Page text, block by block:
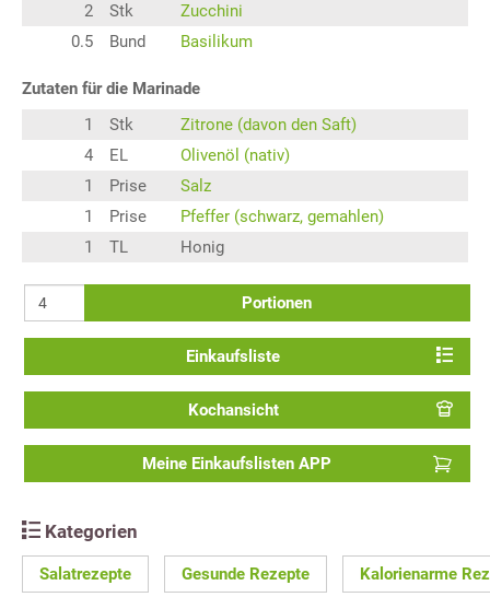
2 Stk
Zucchini
0.5
Bund Basilikum
Zutaten für die Marinade
1
Stk
Zitrone (davon den Saft)
4
EL
Olivenöl (nativ)
1
Prise
Salz
1
Prise
Pfeffer (schwarz, gemahlen)
1
TL Honig
Portionen
Einkaufsliste
Kochansicht
Meine Einkaufslisten APP
Kategorien
Salatrezepte Gesunde Rezepte Kalorienarme